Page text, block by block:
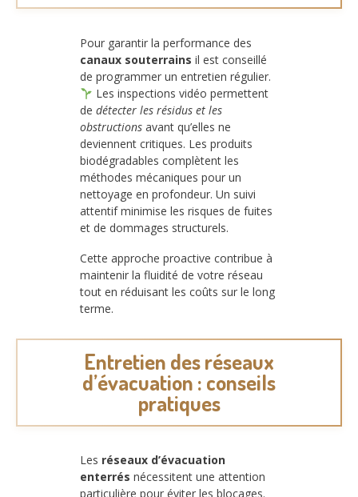
Pour garantir la performance des
canaux souterrains il est conseillé
de programmer un entretien régulier.
Les inspections vidéo permettent
de détecter les résidus et les
obstructions avant qu’elles ne
deviennent critiques. Les produits
biodégradables complètent les
méthodes mécaniques pour un
nettoyage en profondeur. Un suivi
attentif minimise les risques de fuites
et de dommages structurels.
Cette approche proactive contribue à
maintenir la fluidité de votre réseau
tout en réduisant les coûts sur le long
terme.
Entretien des réseaux
d’évacuation : conseils
pratiques
Les réseaux d’évacuation
enterrés nécessitent une attention
particulière pour éviter les blocages.